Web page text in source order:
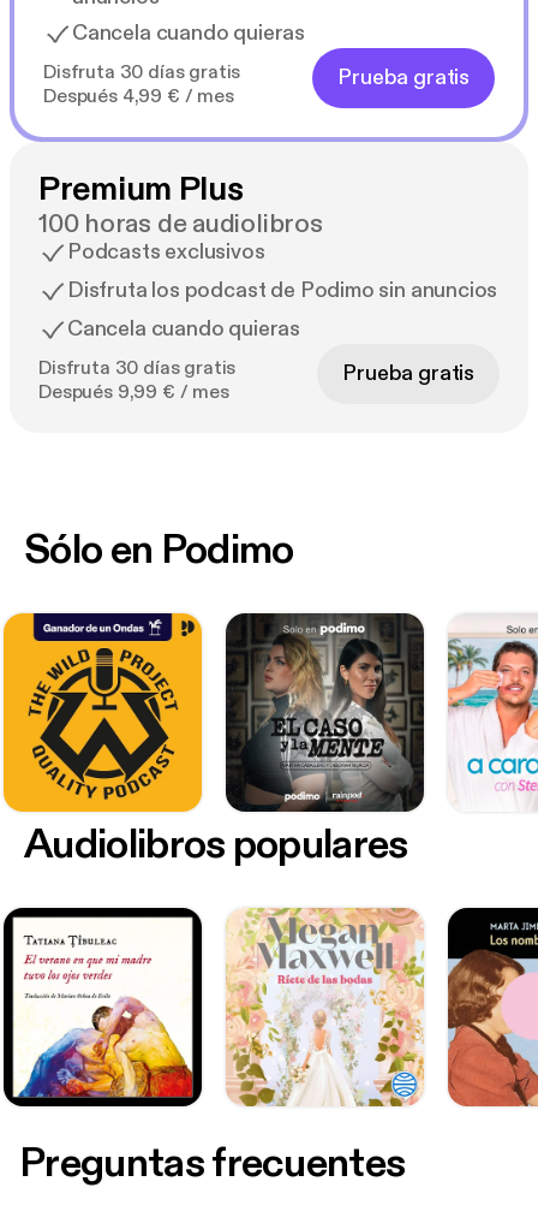
Cancela cuando quieras
Disfruta 30 días gratis
Después 4,99 € / mes
Prueba gratis
Premium Plus
100 horas de audiolibros
Podcasts exclusivos
Disfruta los podcast de Podimo sin anuncios
Cancela cuando quieras
Disfruta 30 días gratis
Después 9,99 € / mes
Prueba gratis
Sólo en Podimo
Audiolibros populares
Preguntas frecuentes